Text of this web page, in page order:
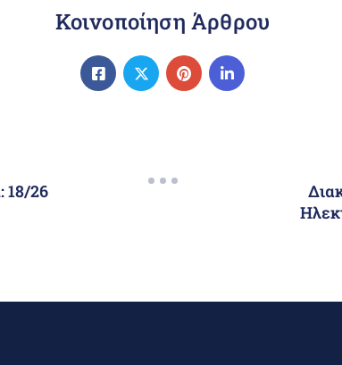
Κοινοποίηση Άρθρου
18/26